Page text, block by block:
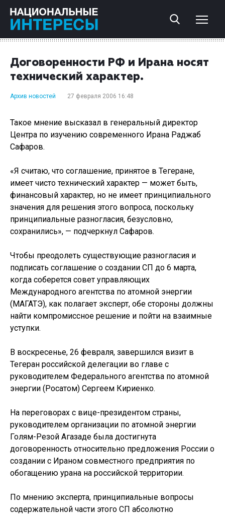
Договоренности РФ и Ирана носят
технический характер.
Архив новостей 27 февраля 2006 16:48
Такое мнение высказал в генеральный директор
Центра по изучению современного Ирана Раджаб
Сафаров.
«Я считаю, что соглашение, принятое в Тегеране,
имеет чисто технический характер — может быть,
финансовый характер, но не имеет принципиального
значения для решения этого вопроса, поскольку
принципиальные разногласия, безусловно,
сохранились», — подчеркнул Сафаров.
Чтобы преодолеть существующие разногласия и
подписать соглашение о создании СП до 6 марта,
когда соберется совет управляющих
Международного агентства по атомной энергии
(МАГАТЭ), как полагает эксперт, обе стороны должны
найти компромиссное решение и пойти на взаимные
уступки.
В воскресенье, 26 февраля, завершился визит в
Тегеран российской делегации во главе с
руководителем Федерального агентства по атомной
энергии (Росатом) Сергеем Кириенко.
На переговорах с вице-президентом страны,
руководителем организации по атомной энергии
Голям-Резой Агазаде была достигнута
договоренность относительно предложения России о
создании с Ираном совместного предприятия по
обогащению урана на российской территории.
По мнению эксперта, принципиальные вопросы
содержательной части этого СП абсолютно